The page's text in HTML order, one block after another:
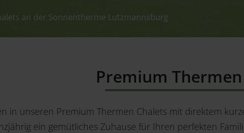
an der Sonnentherme Lutzmannsburg
an der Sonnentherme Lutzmannsburg
an der Sonnentherme Lutzmannsburg
an der Sonnentherme Lutzmannsburg
Premium
in unseren Premium Thermen Chalets mit direktem
ein gemütliches Zuhause für Ihren perfekten